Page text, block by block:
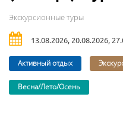
Экскурсионные туры
13.08.2026, 20.08.2026,
Активный отдых
Весна/Лето/Осень